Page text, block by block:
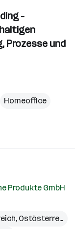
-
Prozesse und
Homeoffice
Produkte GmbH
, Ostösterreich